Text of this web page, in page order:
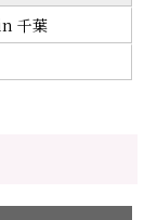
千葉